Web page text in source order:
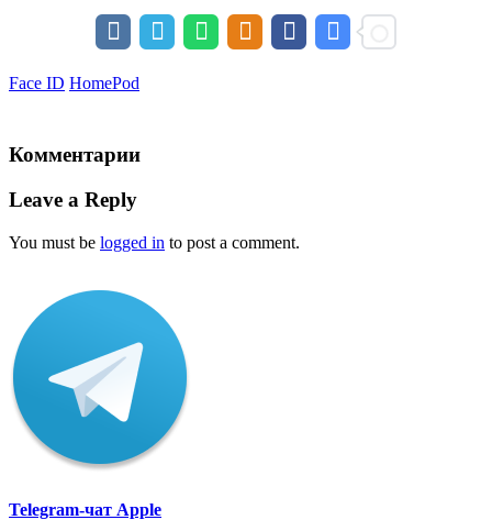
Face ID HomePod
Комментарии
Leave a Reply
You must be logged in to post a comment.
Telegram-чат Apple